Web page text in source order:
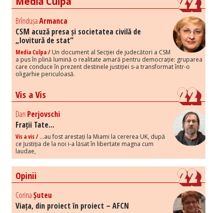
BrîndușaArmanca
CSM acuză presa și societatea civilă de
„lovitură de stat”
Media Culpa / Un document al Secției de judecători a CSM
a pus în plină lumină o realitate amară pentru democrație: gruparea
care conduce în prezent destinele justiției s-a transformat într-o
oligarhie periculoasă.
Vis a Vis
Dan Perjovschi
Frații Tate...
Vis a vis / ...au fost arestați la Miami la cererea UK, după
ce Justiția de la noi i-a lăsat în libertate magna cum
laudae,
Opinii
CorinaȘuteu
Viața, din proiect în proiect – AFCN